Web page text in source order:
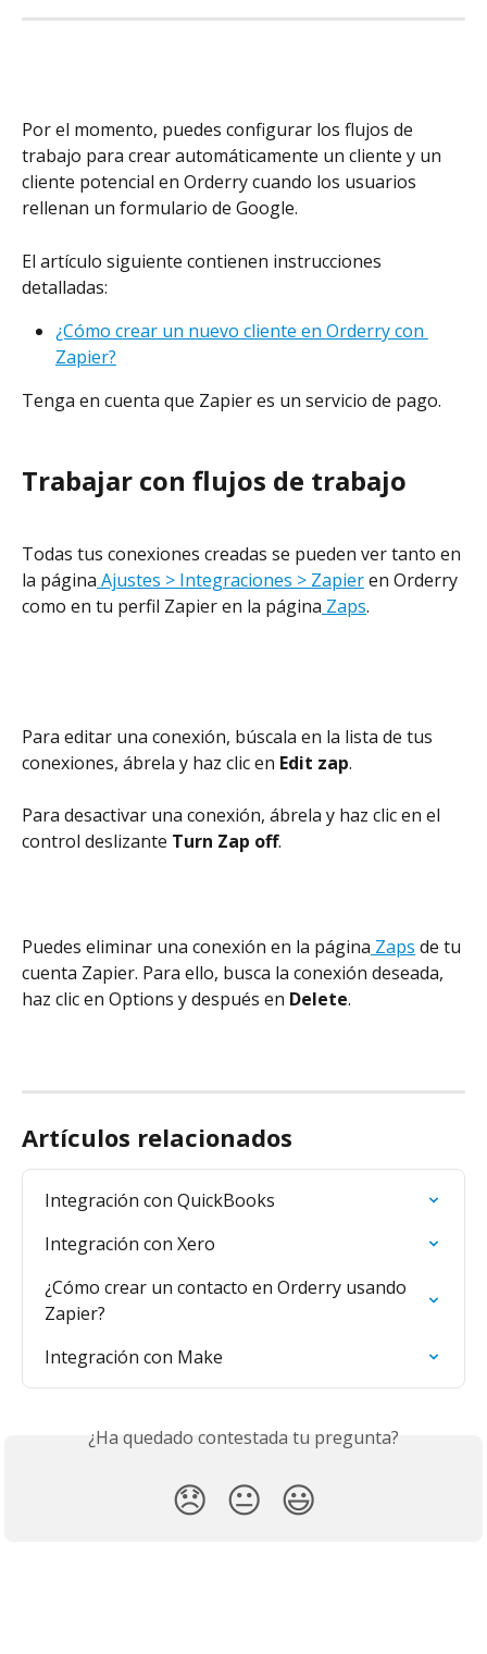
Por el momento, puedes configurar los flujos de
trabajo para crear automáticamente un cliente y un
cliente potencial en Orderry cuando los usuarios
rellenan un formulario de Google.
El artículo siguiente contienen instrucciones
detalladas:
¿Cómo crear un nuevo cliente en Orderry con
Zapier?
Tenga en cuenta que Zapier es un servicio de pago.
Trabajar con flujos de trabajo
Todas tus conexiones creadas se pueden ver tanto en
la página Ajustes > Integraciones > Zapier en Orderry
como en tu perfil Zapier en la página Zaps.
Para editar una conexión, búscala en la lista de tus
conexiones, ábrela y haz clic en Edit zap.
Para desactivar una conexión, ábrela y haz clic en el
control deslizante Turn Zap off.
Puedes eliminar una conexión en la página Zaps de tu
cuenta Zapier. Para ello, busca la conexión deseada,
haz clic en Options y después en Delete.
Artículos relacionados
Integración con QuickBooks
Integración con Xero
¿Cómo crear un contacto en Orderry usando
Zapier?
Integración con Make
¿Ha quedado contestada tu pregunta?
😞 😐 😃